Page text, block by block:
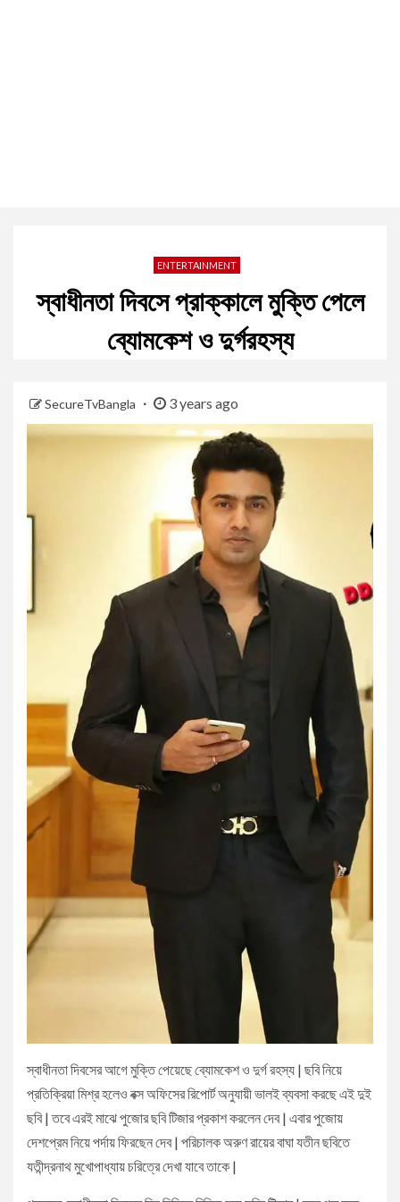
ENTERTAINMENT
স্বাধীনতা দিবসে প্রাক্কালে মুক্তি পেলে
ব্যোমকেশ ও দুর্গরহস্য
SecureTvBangla 3 years ago
স্বাধীনতা দিবসের আগে মুক্তি পেয়েছে ব্যোমকেশ ও দুর্গ রহস্য | ছবি নিয়ে
প্রতিক্রিয়া মিশ্র হলেও বক্স অফিসের রিপোর্ট অনুযায়ী ভালই ব্যবসা করছে এই দুই
ছবি | তবে এরই মাঝে পুজোর ছবি টিজার প্রকাশ করলেন দেব | এবার পুজোয়
দেশপ্রেম নিয়ে পর্দায় ফিরছেন দেব | পরিচালক অরুণ রায়ের বাঘা যতীন ছবিতে
যতীন্দ্রনাথ মুখোপাধ্যায় চরিত্রে দেখা যাবে তাকে |